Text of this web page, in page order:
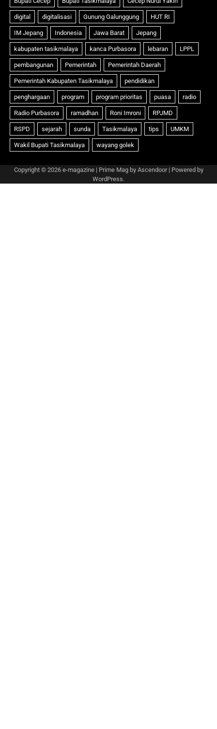
Copyright © 2026 e-magazine| Prime Mag by Ascendoor| Powered by
WordPress.